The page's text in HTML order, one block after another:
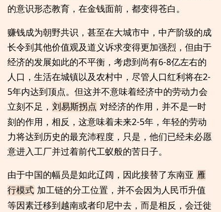
的意识形态教育，在金钱面前，都变得苍白。
赚钱成为朝野共识，甚至在大城市中，中产阶级的成
长令到其他价值观及道义诉求变得更加强烈，但由于
经济的发展如此的不平衡，考虑到尚有6-8亿左右的
人口，生活在城镇以及农村中，尽管人口红利将在2-
5年内达到顶点。但这并不意味着经济中的劳动力会
立刻不足， 刘易斯拐点 对经济的作用，并不是一时
刻的作用，相反，这意味着未来2-5年，年轻的劳动
力将达到历史的最充沛程度，只是，他们已经未必愿
意进入工厂并过着前代工蚁般的苦日子。
由于中国的幅员是如此辽阔，因此接替了东南亚 雁
行模式 加工链的分工位置，并不会因为人民币升值
等因素迁移到越南或者印尼中去，而是相反，会迁徙